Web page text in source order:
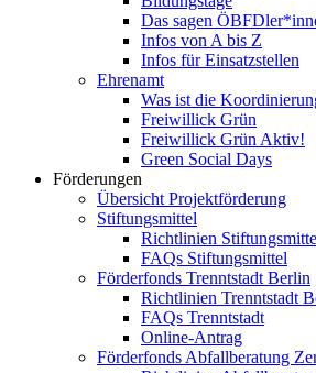
Das sagen
Infos von A bis Z
Infos für Einsatzstellen
Ehrenamt
Was ist die
Freiwillick Grün
Freiwillick Grün Aktiv!
Green Social Days
Förderungen
Übersicht Projektförderung
Stiftungsmittel
Richtlinien
FAQs Stiftungsmittel
Förderfonds Trenntstadt Berlin
Richtlinien Trenntstadt
FAQs Trenntstadt
Online-Antrag
Förderfonds Abfallberatung